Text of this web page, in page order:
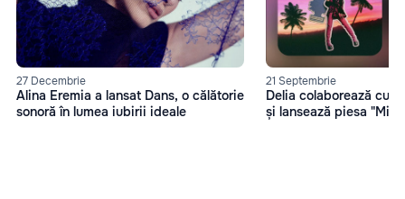
27 Decembrie
Alina Eremia a lansat Dans, o călătorie
sonoră în lumea iubirii ideale
21 Septembrie
Delia colaborează cu
și lansează piesa